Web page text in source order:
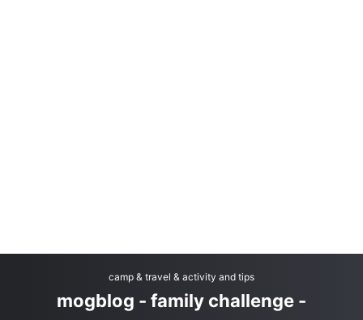
camp & travel & activity and tips
mogblog - family challenge -